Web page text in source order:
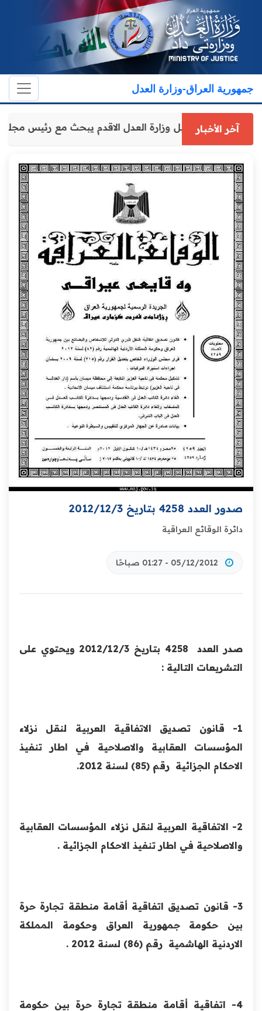
جمهورية العراق-وزارة العدل
آخر الأخبار وكيل وزارة العدل الاقدم يبحث مع
صدور العدد 4258 بتاريخ 2012/12/3
دائرة الوقائع العراقية
05/12/2012 - 01:27 صباحًا
صدر العدد 4258 بتاريخ 2012/12/3 ويحتوي على
التشريعات التالية :
1- قانون تصديق الاتفاقية العربية لنقل نزلاء
المؤسسات العقابية والاصلاحية في اطار تنفيذ
الاحكام الجزائية رقم (85) لسنة 2012.
2- الاتفاقية العربية لنقل نزلاء المؤسسات العقابية
والاصلاحية في اطار تنفيذ الاحكام الجزائية .
3- قانون تصديق اتفاقية أقامة منطقة تجارة حرة
بين حكومة جمهورية العراق وحكومة المملكة
الاردنية الهاشمية رقم (86) لسنة 2012 .
4- اتفاقية أقامة منطقة تجارة حرة بين حكومة